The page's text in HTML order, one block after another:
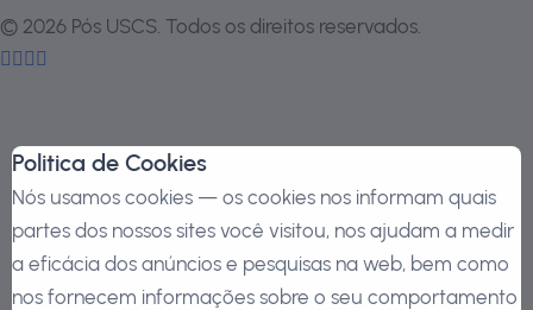
© 2026 Pós USCS. Todos os direitos reservados.
Politica de Cookies
Nós usamos cookies — os cookies nos informam quais
partes dos nossos sites você visitou, nos ajudam a medir
a eficácia dos anúncios e pesquisas na web, bem como
nos fornecem informações sobre o seu comportamento